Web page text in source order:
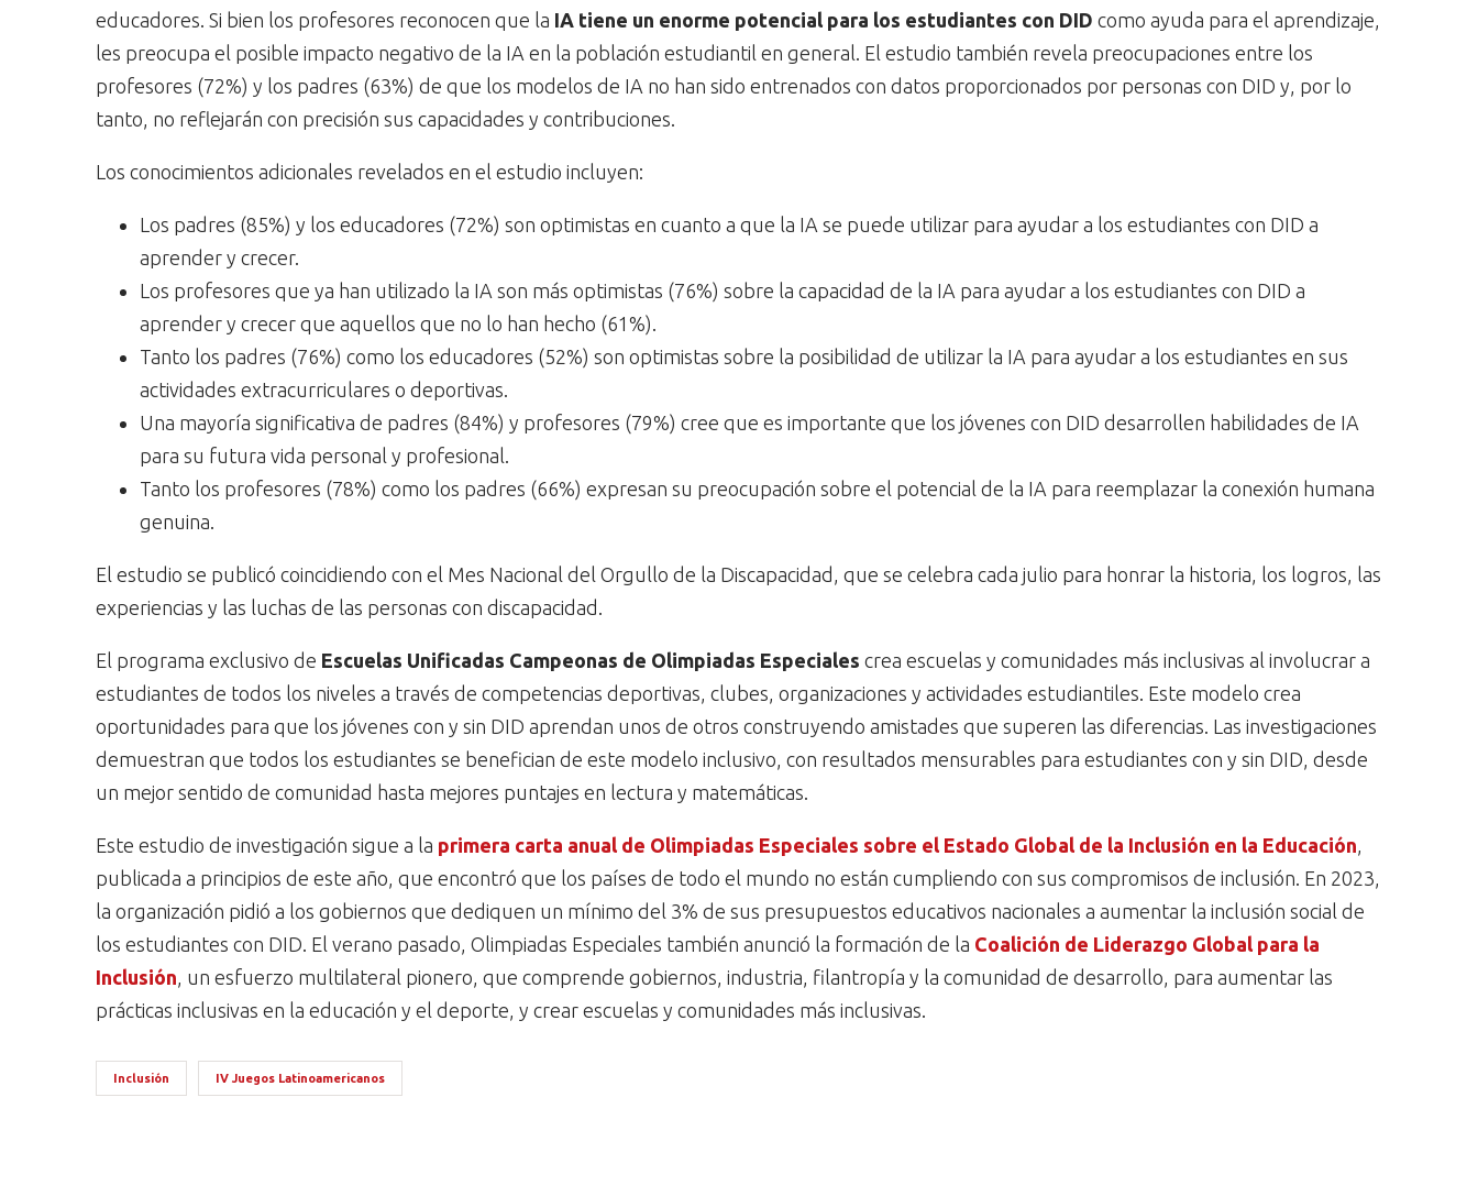
educadores. Si bien los profesores reconocen que la IA tiene un enorme potencial para los estudiantes con DID como ayuda para el aprendizaje,
les preocupa el posible impacto negativo de la IA en la población estudiantil en general. El estudio también revela preocupaciones entre los
profesores (72%) y los padres (63%) de que los modelos de IA no han sido entrenados con datos proporcionados por personas con DID y, por lo
tanto, no reflejarán con precisión sus capacidades y contribuciones.
Los conocimientos adicionales revelados en el estudio incluyen:
Los padres (85%) y los educadores (72%) son optimistas en cuanto a que la IA se puede utilizar para ayudar a los estudiantes con DID a
aprender y crecer.
Los profesores que ya han utilizado la IA son más optimistas (76%) sobre la capacidad de la IA para ayudar a los estudiantes con DID a
aprender y crecer que aquellos que no lo han hecho (61%).
Tanto los padres (76%) como los educadores (52%) son optimistas sobre la posibilidad de utilizar la IA para ayudar a los estudiantes en sus
actividades extracurriculares o deportivas.
Una mayoría significativa de padres (84%) y profesores (79%) cree que es importante que los jóvenes con DID desarrollen habilidades de IA
para su futura vida personal y profesional.
Tanto los profesores (78%) como los padres (66%) expresan su preocupación sobre el potencial de la IA para reemplazar la conexión humana
genuina.
El estudio se publicó coincidiendo con el Mes Nacional del Orgullo de la Discapacidad, que se celebra cada julio para honrar la historia, los logros, las
experiencias y las luchas de las personas con discapacidad.
El programa exclusivo de Escuelas Unificadas Campeonas de Olimpiadas Especiales crea escuelas y comunidades más inclusivas al involucrar a
estudiantes de todos los niveles a través de competencias deportivas, clubes, organizaciones y actividades estudiantiles. Este modelo crea
oportunidades para que los jóvenes con y sin DID aprendan unos de otros construyendo amistades que superen las diferencias. Las investigaciones
demuestran que todos los estudiantes se benefician de este modelo inclusivo, con resultados mensurables para estudiantes con y sin DID, desde
un mejor sentido de comunidad hasta mejores puntajes en lectura y matemáticas.
Este estudio de investigación sigue a la primera carta anual de Olimpiadas Especiales sobre el Estado Global de la Inclusión en la Educación,
publicada a principios de este año, que encontró que los países de todo el mundo no están cumpliendo con sus compromisos de inclusión. En 2023,
la organización pidió a los gobiernos que dediquen un mínimo del 3% de sus presupuestos educativos nacionales a aumentar la inclusión social de
los estudiantes con DID. El verano pasado, Olimpiadas Especiales también anunció la formación de la Coalición de Liderazgo Global para la
Inclusión, un esfuerzo multilateral pionero, que comprende gobiernos, industria, filantropía y la comunidad de desarrollo, para aumentar las
prácticas inclusivas en la educación y el deporte, y crear escuelas y comunidades más inclusivas.
Inclusión IV Juegos Latinoamericanos